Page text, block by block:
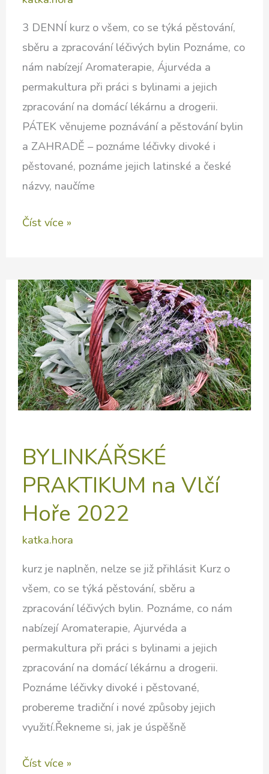
3 DENNÍ kurz o všem, co se týká pěstování,
sběru a zpracování léčivých bylin Poznáme, co
nám nabízejí Aromaterapie, Ájurvéda a
permakultura při práci s bylinami a jejich
zpracování na domácí lékárnu a drogerii.
PÁTEK věnujeme poznávání a pěstování bylin
a ZAHRADĚ – poznáme léčivky divoké i
pěstované, poznáme jejich latinské a české
názvy, naučíme
ÁJURVÉDSKÉ
na
Vlčí
Hoře
2023
Číst více »
BYLINKÁŘSKÉ
PRAKTIKUM na Vlčí
Hoře 2022
katka.hora
kurz je naplněn, nelze se již přihlásit Kurz o
všem, co se týká pěstování, sběru a
zpracování léčivých bylin. Poznáme, co nám
nabízejí Aromaterapie, Ajurvéda a
permakultura při práci s bylinami a jejich
zpracování na domácí lékárnu a drogerii.
Poznáme léčivky divoké i pěstované,
probereme tradiční i nové způsoby jejich
využití.Řekneme si, jak je úspěšně
BYLINKÁŘSKÉ
Číst více »